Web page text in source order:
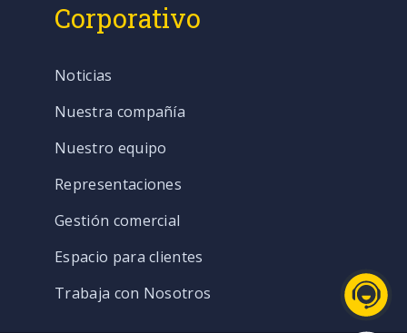
Corporativo
Noticias
Nuestra compañía
Nuestro equipo
Representaciones
Gestión comercial
Espacio para clientes
Trabaja con Nosotros